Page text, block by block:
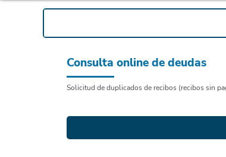
Consulta online de deudas
Solicitud de duplicados de recibos (recibos sin